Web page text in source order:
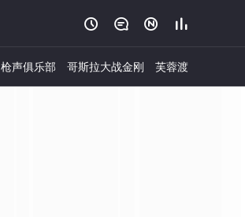
   
枪声俱乐部 哥斯拉大战金刚 芙蓉渡